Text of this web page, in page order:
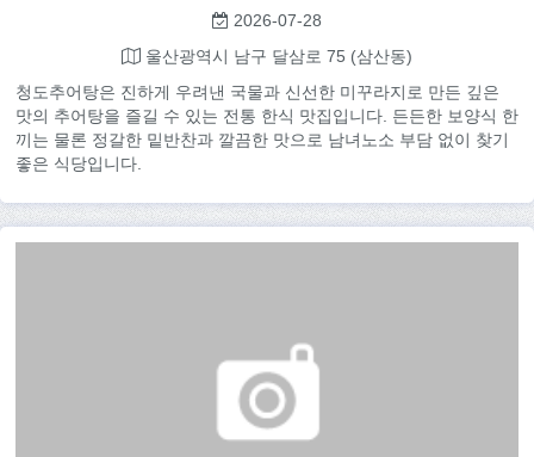
2026-07-28
울산광역시 남구 달삼로 75 (삼산동)
청도추어탕은 진하게 우려낸 국물과 신선한 미꾸라지로 만든 깊은
맛의 추어탕을 즐길 수 있는 전통 한식 맛집입니다. 든든한 보양식 한
끼는 물론 정갈한 밑반찬과 깔끔한 맛으로 남녀노소 부담 없이 찾기
좋은 식당입니다.